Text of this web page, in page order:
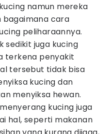
namun mereka
bagaimana cara
peliharaannya.
sedikit juga kucing
terkena penyakit
tersebut tidak bisa
kucing dan
menyiksa hewan.
kucing juga
hal, seperti makanan